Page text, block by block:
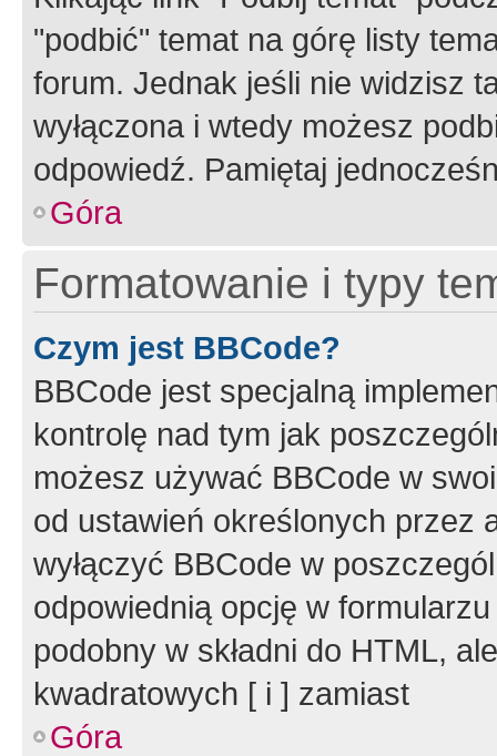
"podbić" temat na górę listy
forum. Jednak jeśli nie widzisz
wyłączona i wtedy możesz
odpowiedź. Pamiętaj
Góra
Formatowanie i typy
Czym jest BBCode?
BBCode jest specjalną
kontrolę nad tym jak
możesz używać BBCode w
od ustawień określonych przez
wyłączyć BBCode w
odpowiednią opcję w
podobny w składni do HTML,
kwadratowych [ i ] zamiast
Góra